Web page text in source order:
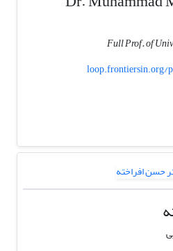
Full Prof. of
loop.frontiersin.org/